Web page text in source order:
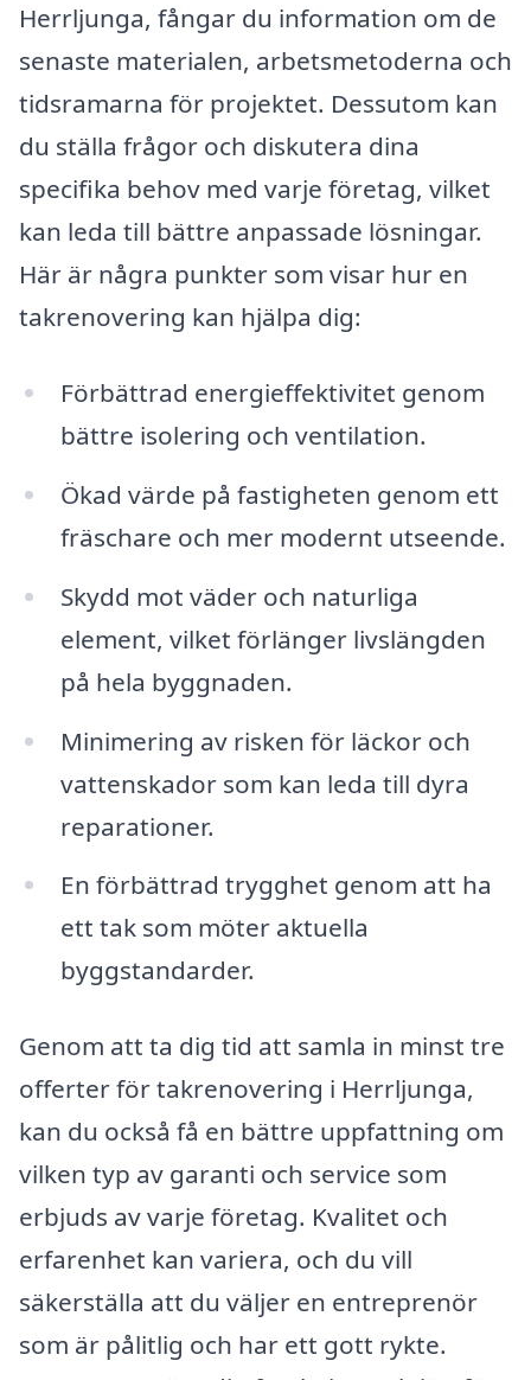
Herrljunga, fångar du information om de
senaste materialen, arbetsmetoderna och
tidsramarna för projektet. Dessutom kan
du ställa frågor och diskutera dina
specifika behov med varje företag, vilket
kan leda till bättre anpassade lösningar.
Här är några punkter som visar hur en
takrenovering kan hjälpa dig:
Förbättrad energieffektivitet genom
bättre isolering och ventilation.
Ökad värde på fastigheten genom ett
fräschare och mer modernt utseende.
Skydd mot väder och naturliga
element, vilket förlänger livslängden
på hela byggnaden.
Minimering av risken för läckor och
vattenskador som kan leda till dyra
reparationer.
En förbättrad trygghet genom att ha
ett tak som möter aktuella
byggstandarder.
Genom att ta dig tid att samla in minst tre
offerter för takrenovering i Herrljunga,
kan du också få en bättre uppfattning om
vilken typ av garanti och service som
erbjuds av varje företag. Kvalitet och
erfarenhet kan variera, och du vill
säkerställa att du väljer en entreprenör
som är pålitlig och har ett gott rykte.